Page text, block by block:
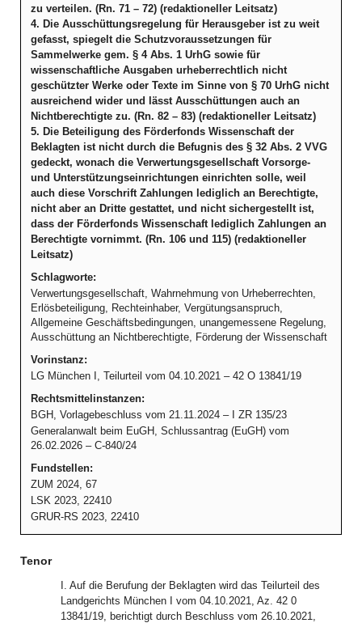
zu verteilen. (Rn. 71 – 72) (redaktioneller Leitsatz)
4. Die Ausschüttungsregelung für Herausgeber ist zu weit
gefasst, spiegelt die Schutzvoraussetzungen für
Sammelwerke gem. § 4 Abs. 1 UrhG sowie für
wissenschaftliche Ausgaben urheberrechtlich nicht
geschützter Werke oder Texte im Sinne von § 70 UrhG nicht
ausreichend wider und lässt Ausschüttungen auch an
Nichtberechtigte zu. (Rn. 82 – 83) (redaktioneller Leitsatz)
5. Die Beteiligung des Förderfonds Wissenschaft der
Beklagten ist nicht durch die Befugnis des § 32 Abs. 2 VVG
gedeckt, wonach die Verwertungsgesellschaft Vorsorge-
und Unterstützungseinrichtungen einrichten solle, weil
auch diese Vorschrift Zahlungen lediglich an Berechtigte,
nicht aber an Dritte gestattet, und nicht sichergestellt ist,
dass der Förderfonds Wissenschaft lediglich Zahlungen an
Berechtigte vornimmt. (Rn. 106 und 115) (redaktioneller
Leitsatz)
Schlagworte:
Verwertungsgesellschaft, Wahrnehmung von Urheberrechten,
Erlösbeteiligung, Rechteinhaber, Vergütungsanspruch,
Allgemeine Geschäftsbedingungen, unangemessene Regelung,
Ausschüttung an Nichtberechtigte, Förderung der Wissenschaft
Vorinstanz:
LG München I, Teilurteil vom 04.10.2021 – 42 O 13841/19
Rechtsmittelinstanzen:
BGH, Vorlagebeschluss vom 21.11.2024 – I ZR 135/23
Generalanwalt beim EuGH, Schlussantrag (EuGH) vom
26.02.2026 – C-840/24
Fundstellen:
ZUM 2024, 67
LSK 2023, 22410
GRUR-RS 2023, 22410
Tenor
I. Auf die Berufung der Beklagten wird das Teilurteil des
Landgerichts München I vom 04.10.2021, Az. 42 0
13841/19, berichtigt durch Beschluss vom 26.10.2021,